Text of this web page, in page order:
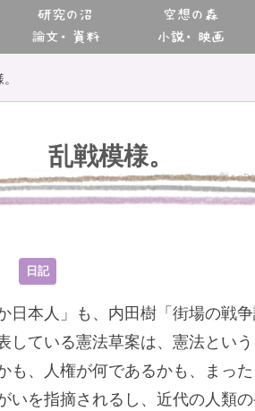
研究の沼
論文・資料
空想の森
小説・映画
乱戦模様。
日記
本人」も、内田樹「街場の戦
している憲法草案は、憲法という
も、人権が何であるかも、まっ
いを指摘されるし、近代の人類